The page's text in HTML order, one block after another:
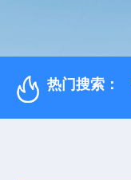
热门搜索：